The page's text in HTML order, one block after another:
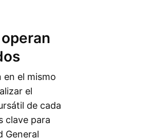
en el mismo
el
de cada
clave para
General